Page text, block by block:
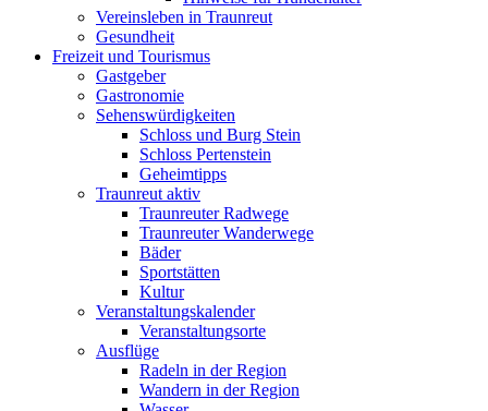
Vereinsleben in Traunreut
Gesundheit
Freizeit und Tourismus
Gastgeber
Gastronomie
Sehenswürdigkeiten
Schloss und Burg Stein
Schloss Pertenstein
Geheimtipps
Traunreut aktiv
Traunreuter Radwege
Traunreuter Wanderwege
Bäder
Sportstätten
Kultur
Veranstaltungskalender
Veranstaltungsorte
Ausflüge
Radeln in der Region
Wandern in der Region